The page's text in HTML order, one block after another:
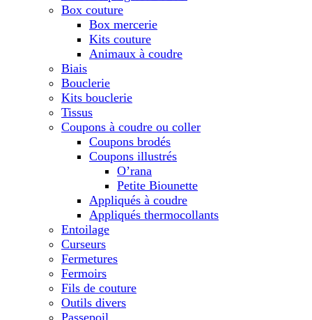
Box couture
Box mercerie
Kits couture
Animaux à coudre
Biais
Bouclerie
Kits bouclerie
Tissus
Coupons à coudre ou coller
Coupons brodés
Coupons illustrés
O’rana
Petite Biounette
Appliqués à coudre
Appliqués thermocollants
Entoilage
Curseurs
Fermetures
Fermoirs
Fils de couture
Outils divers
Passepoil